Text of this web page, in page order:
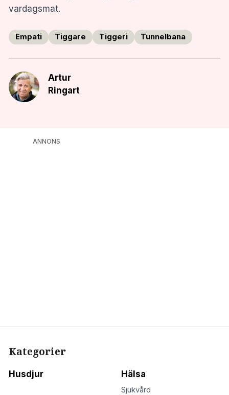
vardagsmat.
Empati Tiggare Tiggeri Tunnelbana
Artur
Ringart
ANNONS
Kategorier
Husdjur Hälsa
Sjukvård